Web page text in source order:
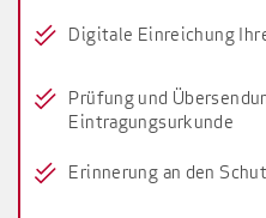
Digitale Einreichung
Prüfung und
Eintragungsurkunde
Erinnerung an den